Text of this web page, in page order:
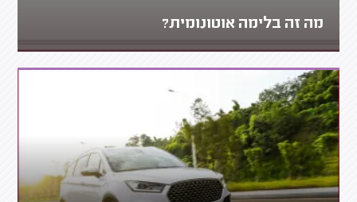
מה זה בלימה אוטונומית?